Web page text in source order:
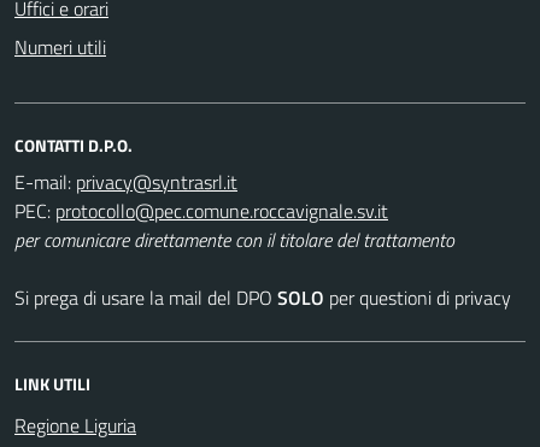
Uffici e orari
Numeri utili
CONTATTI D.P.O.
E-mail:
PEC:
per comunicare direttamente con il titolare del trattamento
Si prega di usare la mail del DPO SOLO per questioni di privacy
LINK UTILI
Regione Liguria